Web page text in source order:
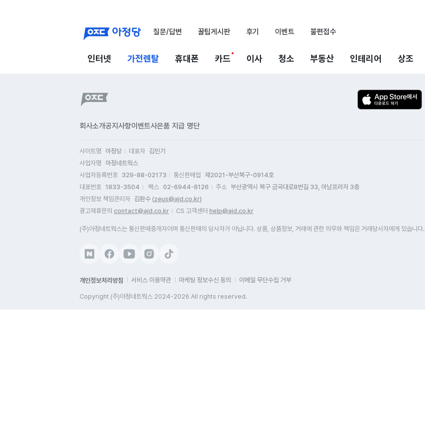
질문/답변 꿀팁게시판 후기 이벤트 불편접수
인터넷 가전렌탈 휴대폰 카드 이사 청소 부동산 인테리어 상조
회사소개공지사항이벤트사은품 지급 명단
사이트명 아정당 대표자 김민기
사업자명
아정네트웍스
사업자등록번호 329-88-02173 통신판매업
제2021-부산북구-0914호
대표번호 1833-3504 팩스 02-6944-8126 주소 부산광역시 북구 금곡대로8번길 33, 아남프라자 3층
개인정보 책임관리자 김환수 (zeus@ajd.co.kr)
광고제휴문의 contact@ajd.co.kr CS 고객센터 help@ajd.co.kr
(주)아정네트웍스는 통신판매중개자이며 통신판매의 당사자가 아닙니다. 상품, 상품정보, 거래에 관한 의무와 책임은 거래당사자에게 있습니다.
개인정보처리방침 서비스 이용약관 마케팅 정보수신 동의 이메일 무단수집 거부
Copyright (주)아정네트웍스 2024-2026 All rights reserved.